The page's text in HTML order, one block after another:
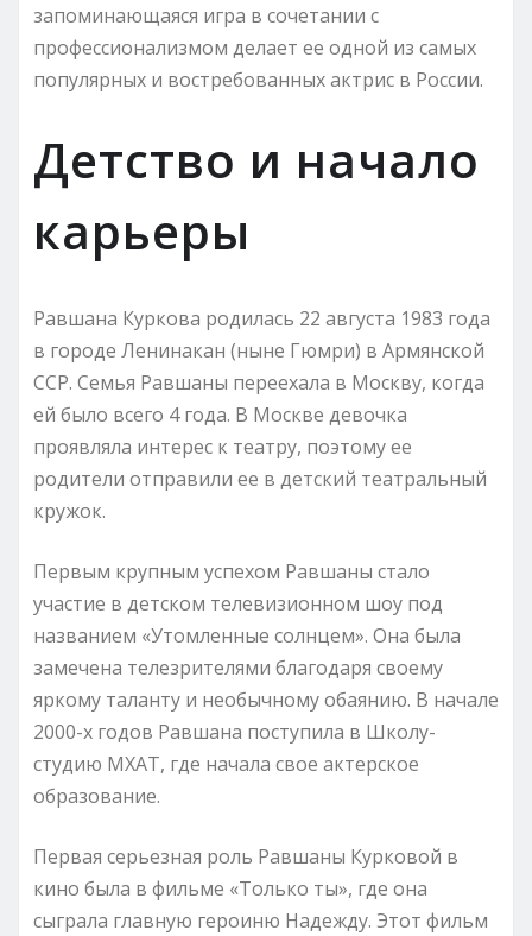
запоминающаяся игра в сочетании с
профессионализмом делает ее одной из самых
популярных и востребованных актрис в России.
Детство и начало
карьеры
Равшана Куркова родилась 22 августа 1983 года
в городе Ленинакан (ныне Гюмри) в Армянской
ССР. Семья Равшаны переехала в Москву, когда
ей было всего 4 года. В Москве девочка
проявляла интерес к театру, поэтому ее
родители отправили ее в детский театральный
кружок.
Первым крупным успехом Равшаны стало
участие в детском телевизионном шоу под
названием «Утомленные солнцем». Она была
замечена телезрителями благодаря своему
яркому таланту и необычному обаянию. В начале
2000-х годов Равшана поступила в Школу-
студию МХАТ, где начала свое актерское
образование.
Первая серьезная роль Равшаны Курковой в
кино была в фильме «Только ты», где она
сыграла главную героиню Надежду. Этот фильм